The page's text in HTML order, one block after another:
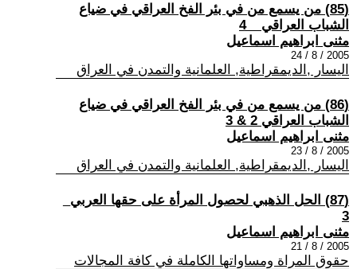
(85) من يسمع من في بئر الفخ العراقي في ضياع
الشباب العراقي _ 4
مثنى ابراهيم اسماعيل
2005 / 8 / 24
اليسار ,الديمقراطية, العلمانية والتمدن في العراق
(86) من يسمع من في بئر الفخ العراقي في ضياع
الشباب العراقي 2 & 3
مثنى ابراهيم اسماعيل
2005 / 8 / 23
اليسار ,الديمقراطية, العلمانية والتمدن في العراق
(87) الحل الذهبي لحصول المرأة على حقها العربي_
3
مثنى ابراهيم اسماعيل
2005 / 8 / 21
حقوق المراة ومساواتها الكاملة في كافة المجالات